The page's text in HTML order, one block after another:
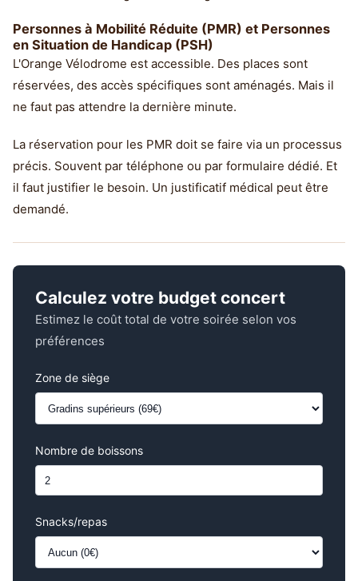
Personnes à Mobilité Réduite (PMR) et Personnes
en Situation de Handicap (PSH)
L'Orange Vélodrome est accessible. Des places sont
réservées, des accès spécifiques sont aménagés. Mais il
ne faut pas attendre la dernière minute.
La réservation pour les PMR doit se faire via un processus
précis. Souvent par téléphone ou par formulaire dédié. Et
il faut justifier le besoin. Un justificatif médical peut être
demandé.
Calculez votre budget concert
Estimez le coût total de votre soirée selon vos
préférences
Zone de siège
Nombre de boissons
Snacks/repas